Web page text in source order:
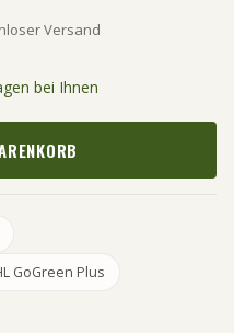
Versand
bei Ihnen
GoGreen Plus